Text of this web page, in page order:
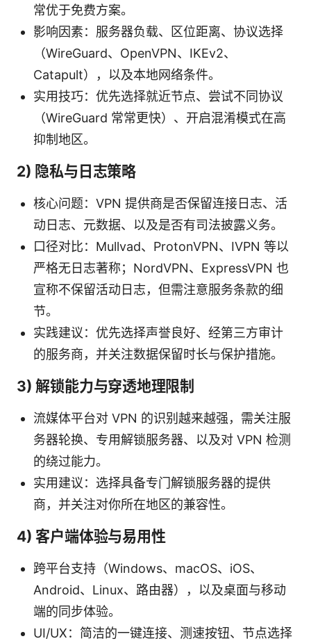
常优于免费方案。
影响因素：服务器负载、区位距离、协议选择
（WireGuard、OpenVPN、IKEv2、
Catapult），以及本地网络条件。
实用技巧：优先选择就近节点、尝试不同协议
（WireGuard 常常更快）、开启混淆模式在高
抑制地区。
2) 隐私与日志策略
核心问题：VPN 提供商是否保留连接日志、活
动日志、元数据、以及是否有司法披露义务。
口径对比：Mullvad、ProtonVPN、IVPN 等以
严格无日志著称；NordVPN、ExpressVPN 也
宣称不保留活动日志，但需注意服务条款的细
节。
实践建议：优先选择声誉良好、经第三方审计
的服务商，并关注数据保留时长与保护措施。
3) 解锁能力与穿透地理限制
流媒体平台对 VPN 的识别越来越强，需关注服
务器轮换、专用解锁服务器、以及对 VPN 检测
的绕过能力。
实用建议：选择具备专门解锁服务器的提供
商，并关注对你所在地区的兼容性。
4) 客户端体验与易用性
跨平台支持（Windows、macOS、iOS、
Android、Linux、路由器），以及桌面与移动
端的同步体验。
UI/UX：简洁的一键连接、测速按钮、节点选择